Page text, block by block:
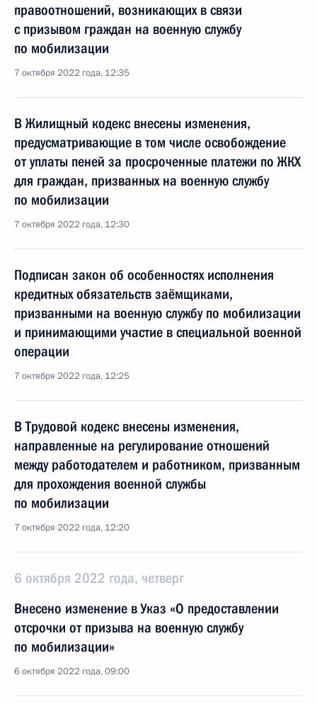
правоотношений, возникающих в связи
с призывом граждан на военную службу
по мобилизации
7 октября 2022 года, 12:35
В Жилищный кодекс внесены изменения,
предусматривающие в том числе освобождение
от уплаты пеней за просроченные платежи по ЖКХ
для граждан, призванных на военную службу
по мобилизации
7 октября 2022 года, 12:30
Подписан закон об особенностях исполнения
кредитных обязательств заёмщиками,
призванными на военную службу по мобилизации
и принимающими участие в специальной военной
операции
7 октября 2022 года, 12:25
В Трудовой кодекс внесены изменения,
направленные на регулирование отношений
между работодателем и работником, призванным
для прохождения военной службы
по мобилизации
7 октября 2022 года, 12:20
6 октября 2022 года, четверг
Внесено изменение в Указ «О предоставлении
отсрочки от призыва на военную службу
по мобилизации»
6 октября 2022 года, 09:00